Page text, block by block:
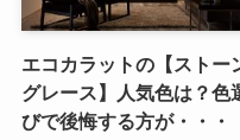
エコカラットの【ストー
グレース】人気色は？色
びで後悔する方が・・・